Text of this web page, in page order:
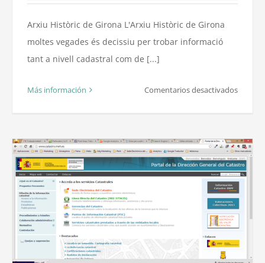
Arxiu Històric de Girona L'Arxiu Històric de Girona
moltes vegades és decissiu per trobar informació
tant a nivell cadastral com de [...]
Más información Comentarios desactivadosen
de
Girona